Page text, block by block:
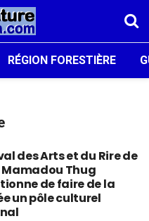
RÉGION FORESTIÈRE
des Arts et du Rire de
Mamadou Thug
de faire de la
un pôle culturel